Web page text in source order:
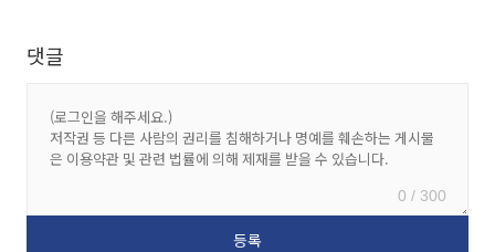
댓글
0 / 300